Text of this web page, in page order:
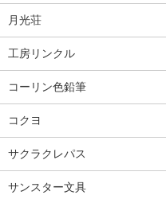
月光荘
工房リンクル
コーリン色鉛筆
コクヨ
サクラクレパス
サンスター文具